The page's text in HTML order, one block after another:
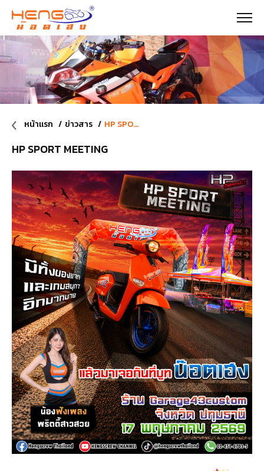
หน้าแรก ข่าวสาร HP SPORT MEETING
HP SPORT MEETING